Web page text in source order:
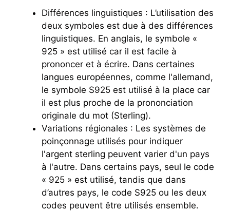
Différences linguistiques : L’utilisation des
deux symboles est due à des différences
linguistiques. En anglais, le symbole «
925 » est utilisé car il est facile à
prononcer et à écrire. Dans certaines
langues européennes, comme l'allemand,
le symbole S925 est utilisé à la place car
il est plus proche de la prononciation
originale du mot (Sterling).
Variations régionales : Les systèmes de
poinçonnage utilisés pour indiquer
l'argent sterling peuvent varier d'un pays
à l'autre. Dans certains pays, seul le code
« 925 » est utilisé, tandis que dans
d’autres pays, le code S925 ou les deux
codes peuvent être utilisés ensemble.